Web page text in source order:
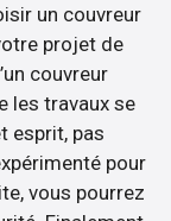
un couvreur
projet de
couvreur
les travaux se
esprit, pas
pour
vous pourrez